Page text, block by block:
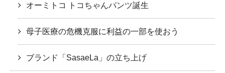
オーミトコ トコちゃんパンツ誕生
母子医療の危機克服に利益の一部を使おう
ブランド「SasaeLa」の立ち上げ